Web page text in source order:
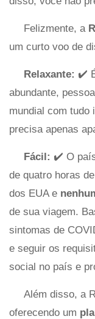
Felizmente, a
um curto voo de
Relaxante: ✔️
abundante,
mundial com tudo
precisa apenas
Fácil: ✔️ O
de quatro horas
dos EUA e
de sua viagem.
sintomas de
e seguir os
social no país e
Além disso, a
oferecendo um